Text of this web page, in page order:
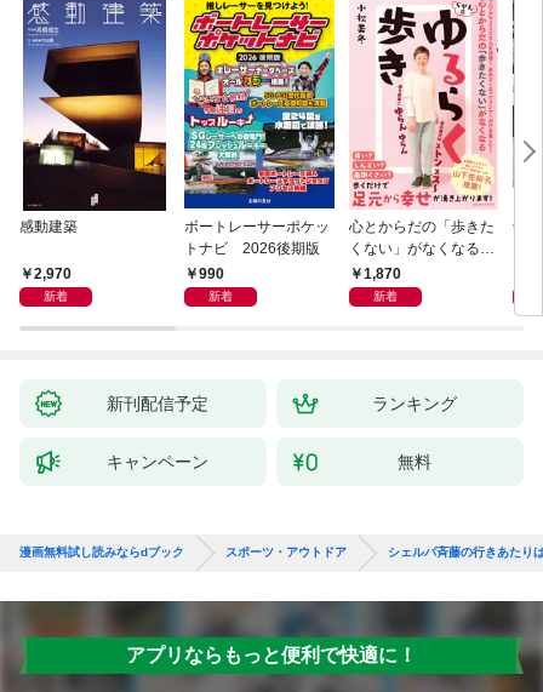
感動建築
2,970
新着
ボートレーサーポケッ
トナビ 2026後期版
990
新着
心とからだの「歩きた
くない」がなくなる
らせん流 ゆるらく歩
き
1,870
新着
剣
新刊配信予定 ランキング
キャンペーン 無料
漫画無料試し読みならdブック スポーツ・アウトドア シェルパ斉藤の行きあたり
アプリならもっと便利で快適に！